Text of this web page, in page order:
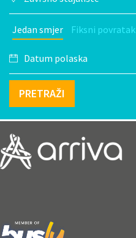
Jedan smjer Fiksni povratak
PRETRAŽI